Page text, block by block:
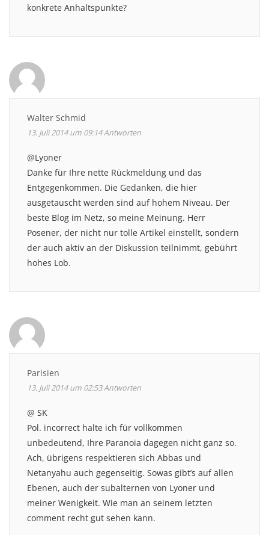
konkrete Anhaltspunkte?
Walter Schmid
13. Juli 2014 um 09:14Antworten
@Lyoner
Danke für Ihre nette Rückmeldung und das
Entgegenkommen. Die Gedanken, die hier
ausgetauscht werden sind auf hohem Niveau. Der
beste Blog im Netz, so meine Meinung. Herr
Posener, der nicht nur tolle Artikel einstellt, sondern
der auch aktiv an der Diskussion teilnimmt, gebührt
hohes Lob.
Parisien
13. Juli 2014 um 02:53Antworten
@ SK
Pol. incorrect halte ich für vollkommen
unbedeutend, Ihre Paranoia dagegen nicht ganz so.
Ach, übrigens respektieren sich Abbas und
Netanyahu auch gegenseitig. Sowas gibt’s auf allen
Ebenen, auch der subalternen von Lyoner und
meiner Wenigkeit. Wie man an seinem letzten
comment recht gut sehen kann.